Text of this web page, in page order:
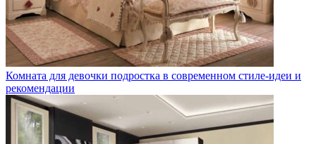
Комната для девочки подростка в современном стиле-идеи и
рекомендации